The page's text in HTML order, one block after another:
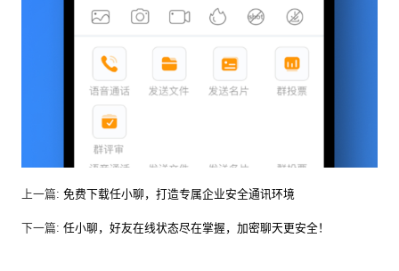
上一篇: 免费下载任小聊，打造专属企业安全通讯环境
下一篇: 任小聊，好友在线状态尽在掌握，加密聊天更安全！